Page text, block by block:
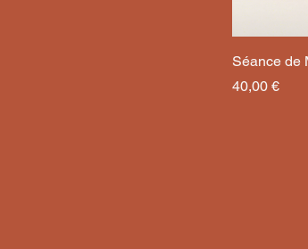
Séance de
Prix
40,00 €